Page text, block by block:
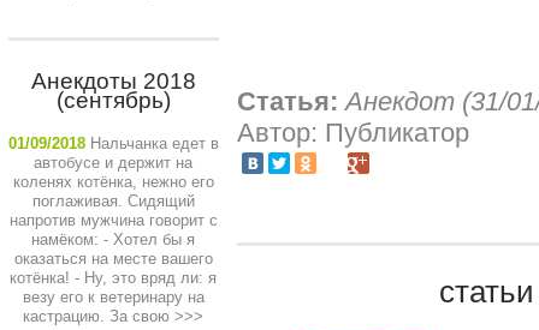
Анекдоты 2018
(сентябрь)
01/09/2018 Нальчанка едет в
автобусе и держит на
коленях котёнка, нежно его
поглаживая. Сидящий
напротив мужчина говорит с
намёком: - Хотел бы я
оказаться на месте вашего
котёнка! - Ну, это вряд ли: я
везу его к ветеринару на
кастрацию. За свою >>>
Статья: Анекдот (31/
Автор: Публикатор